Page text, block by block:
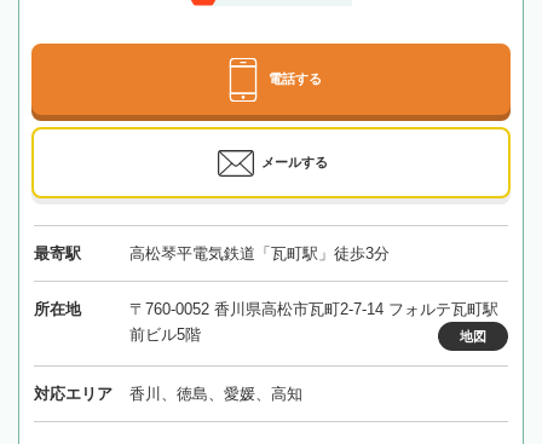
電話する
メールする
最寄駅 高松琴平電気鉄道「瓦町駅」徒歩3分
所在地
〒760-0052 香川県高松市瓦町2-7-14 フォルテ瓦町駅
前ビル5階
地図
対応エリア 香川、徳島、愛媛、高知